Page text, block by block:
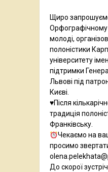
Щиро
Орфографічному
молоді,
полоністики
університету
підтримки
Львові під
Києві.
♥️Після
традиція
Франківську.
Чекаємо на
просимо
До скорої